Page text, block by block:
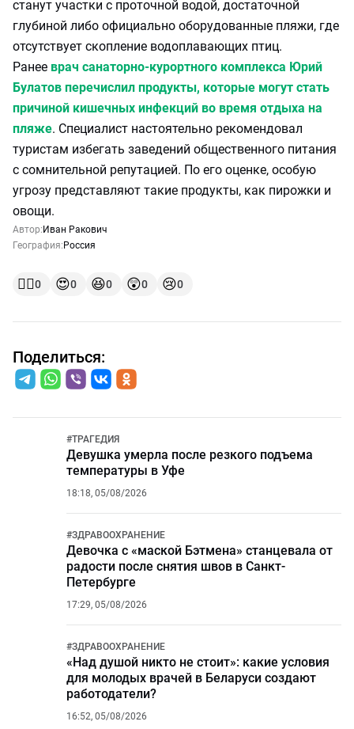
станут участки с проточной водой, достаточной
глубиной либо официально оборудованные пляжи, где
отсутствует скопление водоплавающих птиц.
Ранее врач санаторно‑курортного комплекса Юрий
Булатов перечислил продукты, которые могут стать
причиной кишечных инфекций во время отдыха на
пляже. Специалист настоятельно рекомендовал
туристам избегать заведений общественного питания
с сомнительной репутацией. По его оценке, особую
угрозу представляют такие продукты, как пирожки и
овощи.
Автор: Иван Ракович
География: Россия
👍🏻0 😍0 😆0 😲0 😢0
Поделиться:
#ТРАГЕДИЯ
Девушка умерла после резкого подъема
температуры в Уфе
18:18, 05/08/2026
#ЗДРАВООХРАНЕНИЕ
Девочка с «маской Бэтмена» станцевала от
радости после снятия швов в Санкт-
Петербурге
17:29, 05/08/2026
#ЗДРАВООХРАНЕНИЕ
«Над душой никто не стоит»: какие условия
для молодых врачей в Беларуси создают
работодатели?
16:52, 05/08/2026